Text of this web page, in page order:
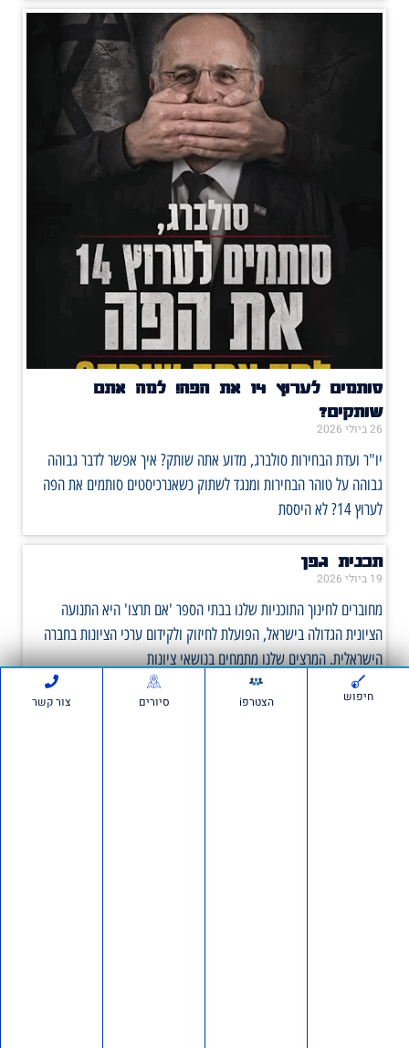
סותמים לערוץ 14 את הפה! למה אתם
שותקים?
26 ביולי 2026
יו"ר ועדת הבחירות סולברג, מדוע אתה שותק? איך אפשר לדבר גבוהה
גבוהה על טוהר הבחירות ומנגד לשתוק כשאנרכיסטים סותמים את הפה
לערוץ 14? לא היססת
תכנית גפן
19 ביולי 2026
מחוברים לחינוך התוכניות שלנו בבתי הספר 'אם תרצו' היא התנועה
הציונית הגדולה בישראל, הפועלת לחיזוק ולקידום ערכי הציונות בחברה
הישראלית. המרצים שלנו מתמחים בנושאי ציונות
חיפוש הצטרפi סיורים צור קשר